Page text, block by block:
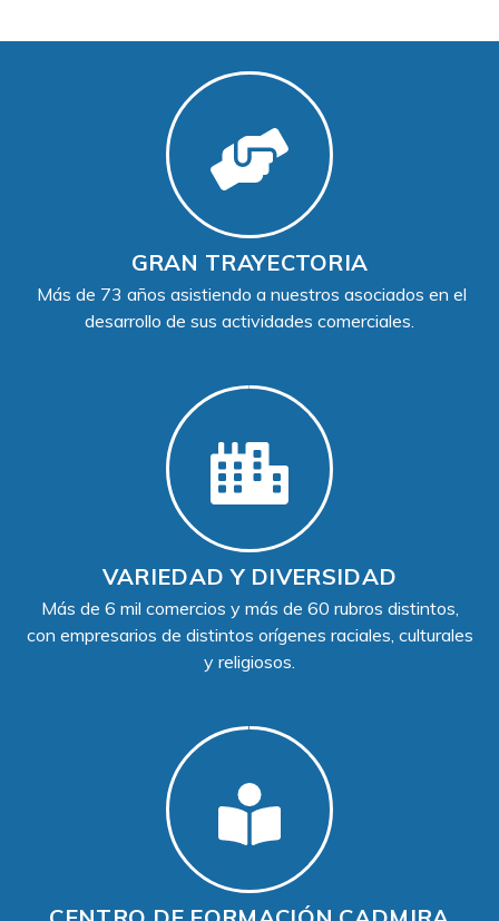
GRAN TRAYECTORIA
Más de 73 años asistiendo a nuestros asociados en el
desarrollo de sus actividades comerciales.
VARIEDAD Y DIVERSIDAD
Más de 6 mil comercios y más de 60 rubros distintos,
con empresarios de distintos orígenes raciales, culturales
y religiosos.